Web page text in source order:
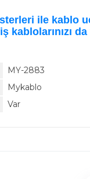
ile kablo
kablolarınızı
MY-2883
Mykablo
Var